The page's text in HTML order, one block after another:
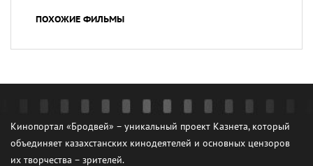
ПОХОЖИЕ ФИЛЬМЫ
Кинопортал «Бродвей» – уникальный проект Казнета, который
объединяет казахстанских кинодеятелей и основных цензоров
их творчества – зрителей.